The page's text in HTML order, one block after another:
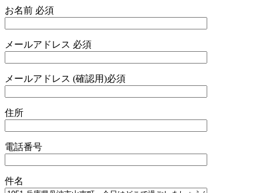
お名前 必須
メールアドレス 必須
メールアドレス (確認用)必須
住所
電話番号
件名